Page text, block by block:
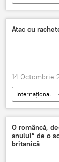
Sankt
Moscova
Atac cu
14 Octombrie
Internaţional
Rachete
O româncă,
anului” de o
britanică